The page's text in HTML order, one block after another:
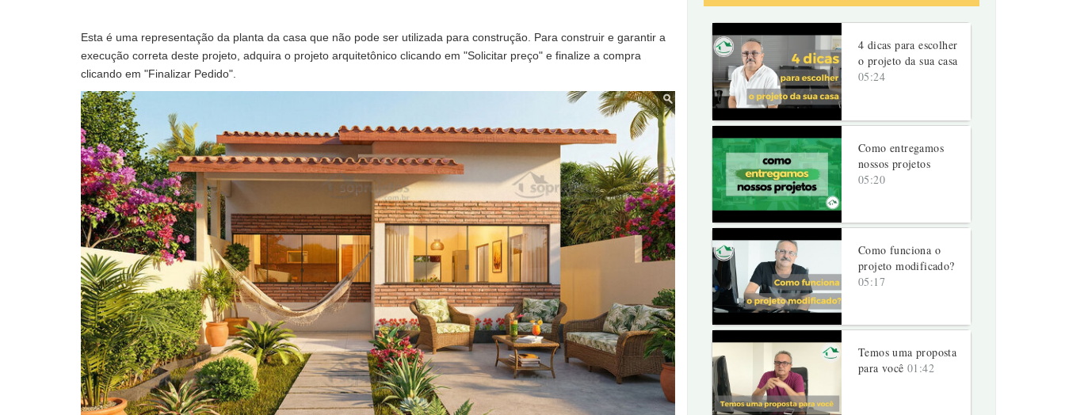
Esta é uma representação da planta da casa que não pode ser utilizada para construção. Para construir e garantir a
execução correta deste projeto, adquira o projeto arquitetônico clicando em "Solicitar preço" e finalize a compra
clicando em "Finalizar Pedido".
4 dicas para escolher
o projeto da sua casa
05:24
Como entregamos
nossos projetos
05:20
Como funciona o
projeto modificado?
05:17
Temos uma proposta
para você01:42